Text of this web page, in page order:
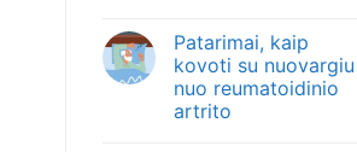
Patarimai, kaip
kovoti su nuovargiu
nuo reumatoidinio
artrito